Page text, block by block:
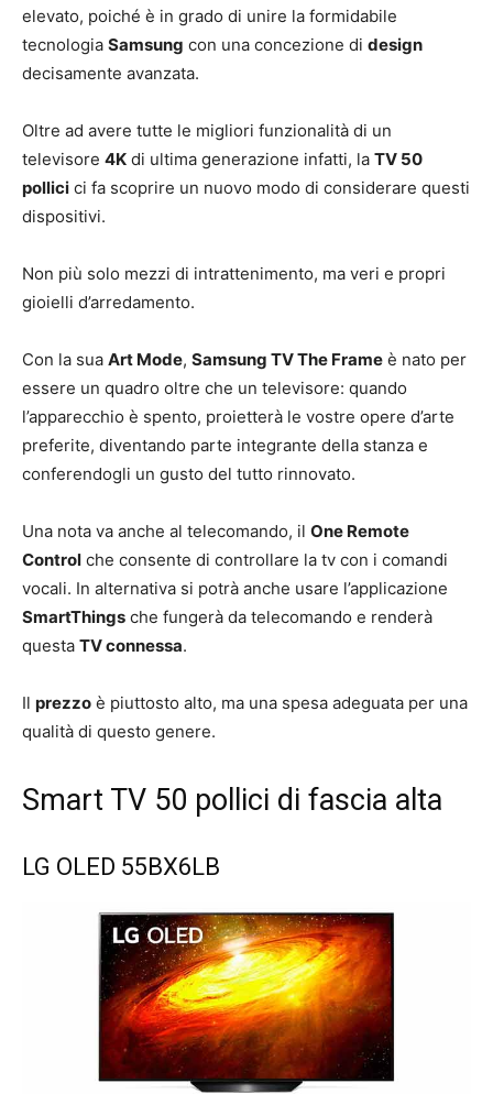
elevato, poiché è in grado di unire la formidabile
tecnologia Samsung con una concezione di design
decisamente avanzata.
Oltre ad avere tutte le migliori funzionalità di un
televisore 4K di ultima generazione infatti, la TV 50
pollici ci fa scoprire un nuovo modo di considerare questi
dispositivi.
Non più solo mezzi di intrattenimento, ma veri e propri
gioielli d’arredamento.
Con la sua Art Mode, Samsung TV The Frame è nato per
essere un quadro oltre che un televisore: quando
l’apparecchio è spento, proietterà le vostre opere d’arte
preferite, diventando parte integrante della stanza e
conferendogli un gusto del tutto rinnovato.
Una nota va anche al telecomando, il One Remote
Control che consente di controllare la tv con i comandi
vocali. In alternativa si potrà anche usare l’applicazione
SmartThings che fungerà da telecomando e renderà
questa TV connessa.
Il prezzo è piuttosto alto, ma una spesa adeguata per una
qualità di questo genere.
Smart TV 50 pollici di fascia alta
LG OLED 55BX6LB